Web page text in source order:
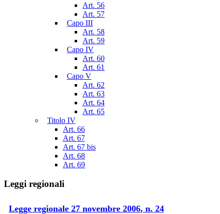
Art. 56
Art. 57
Capo III
Art. 58
Art. 59
Capo IV
Art. 60
Art. 61
Capo V
Art. 62
Art. 63
Art. 64
Art. 65
Titolo IV
Art. 66
Art. 67
Art. 67 bis
Art. 68
Art. 69
Leggi regionali
Legge regionale 27 novembre 2006, n. 24